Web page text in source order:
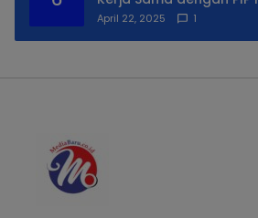
Praktek Lapangan
April 22, 2025 1